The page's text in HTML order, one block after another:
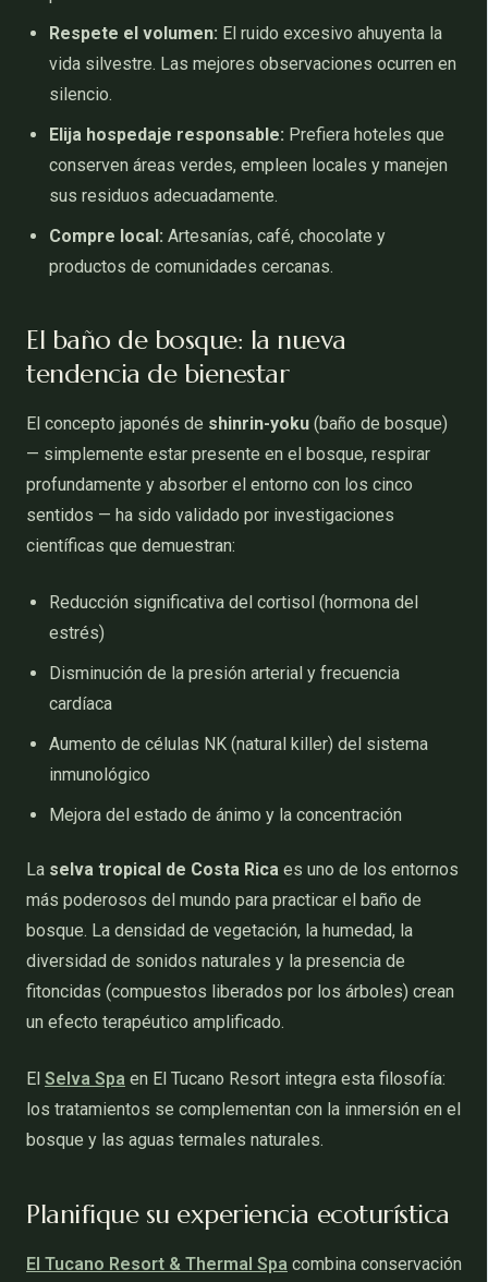
Respete el volumen: El ruido excesivo ahuyenta la
vida silvestre. Las mejores observaciones ocurren en
silencio.
Elija hospedaje responsable: Prefiera hoteles que
conserven áreas verdes, empleen locales y manejen
sus residuos adecuadamente.
Compre local: Artesanías, café, chocolate y
productos de comunidades cercanas.
El baño de bosque: la nueva
tendencia de bienestar
El concepto japonés de shinrin-yoku (baño de bosque)
— simplemente estar presente en el bosque, respirar
profundamente y absorber el entorno con los cinco
sentidos — ha sido validado por investigaciones
científicas que demuestran:
Reducción significativa del cortisol (hormona del
estrés)
Disminución de la presión arterial y frecuencia
cardíaca
Aumento de células NK (natural killer) del sistema
inmunológico
Mejora del estado de ánimo y la concentración
La selva tropical de Costa Rica es uno de los entornos
más poderosos del mundo para practicar el baño de
bosque. La densidad de vegetación, la humedad, la
diversidad de sonidos naturales y la presencia de
fitoncidas (compuestos liberados por los árboles) crean
un efecto terapéutico amplificado.
El Selva Spa en El Tucano Resort integra esta filosofía:
los tratamientos se complementan con la inmersión en el
bosque y las aguas termales naturales.
Planifique su experiencia ecoturística
El Tucano Resort & Thermal Spa combina conservación